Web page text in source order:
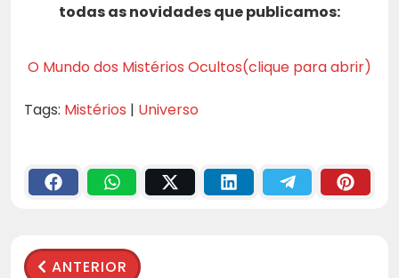
todas as novidades que publicamos:
O Mundo dos Mistérios Ocultos(clique para abrir)
Tags: Mistérios | Universo
ANTERIOR